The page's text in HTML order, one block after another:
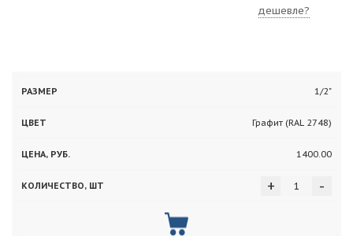
дешевле?
1/2"
Графит (RAL 2748)
1400.00
-
+